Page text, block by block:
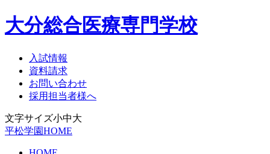
大分総合医療専門学校
入試情報
資料請求
お問い合わせ
採用担当者様へ
文字サイズ小中大
平松学園HOME